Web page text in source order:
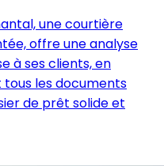
une courtière
offre une analyse
à ses clients, en
les documents
de prêt solide et